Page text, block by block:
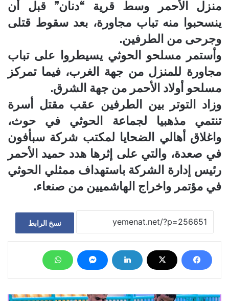
منزل الأحمر وسط قرية “دنان” قبل أن
ينسحبوا منه تباب مجاورة، بعد سقوط قتلى
وجرحى من الطرفين.
وأستمر مسلحو الحوثي يسيطروا على تباب
مجاورة للمنزل من جهة الغرب، فيما تمركز
مسلحو أولاد الأحمر من جهة الشرق.
وزاد التوتر بين الطرفين عقب مقتل أسرة
تنتمي مذهبيا لجماعة الحوثي في حوث،
واغلاق أهالي الضحايا لمكتب شركة سبأفون
في صعدة، والتي على إثرها هدد حميد الأحمر
رئيس إدارة الشركة باستهداف ممثلي الحوثي
في مؤتمر واخراج الهاشميين من صنعاء.
نسخ الرابط